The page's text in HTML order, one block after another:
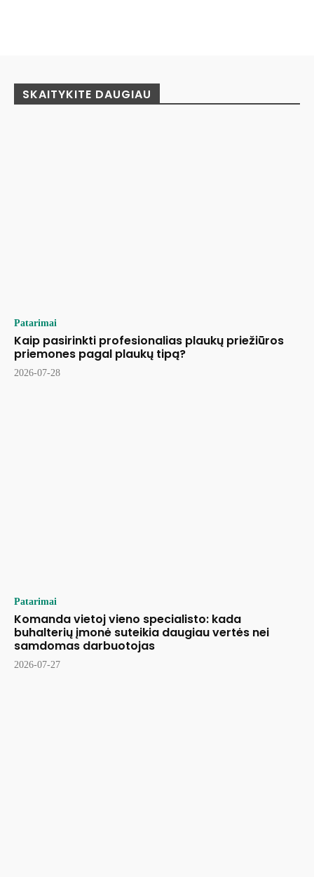
SKAITYKITE DAUGIAU
Patarimai
Kaip pasirinkti profesionalias plaukų priežiūros
priemones pagal plaukų tipą?
2026-07-28
Patarimai
Komanda vietoj vieno specialisto: kada
buhalterių įmonė suteikia daugiau vertės nei
samdomas darbuotojas
2026-07-27